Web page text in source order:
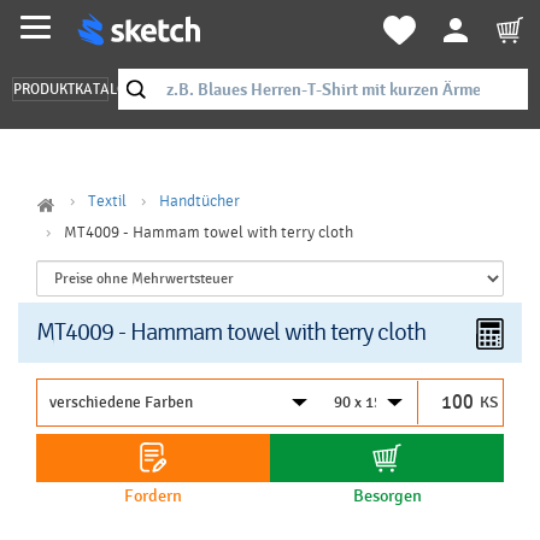
PRODUKTKATALOG
Textil
Handtücher
MT4009 - Hammam towel with terry cloth
MT4009 - Hammam towel with terry cloth
KS
Fordern Besorgen